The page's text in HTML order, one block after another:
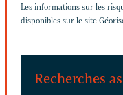
Les informations sur les
disponibles sur le site
Recherches